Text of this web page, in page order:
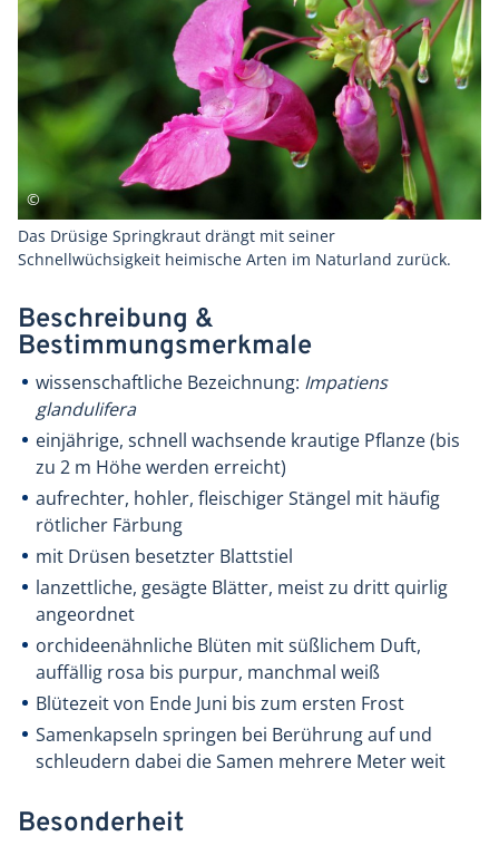
Das Drüsige Springkraut drängt mit seiner
Schnellwüchsigkeit heimische Arten im Naturland zurück.
Beschreibung &
Bestimmungsmerkmale
wissenschaftliche Bezeichnung: Impatiens
glandulifera
einjährige, schnell wachsende krautige Pflanze (bis
zu 2 m Höhe werden erreicht)
aufrechter, hohler, fleischiger Stängel mit häufig
rötlicher Färbung
mit Drüsen besetzter Blattstiel
lanzettliche, gesägte Blätter, meist zu dritt quirlig
angeordnet
orchideenähnliche Blüten mit süßlichem Duft,
auffällig rosa bis purpur, manchmal weiß
Blütezeit von Ende Juni bis zum ersten Frost
Samenkapseln springen bei Berührung auf und
schleudern dabei die Samen mehrere Meter weit
Besonderheit